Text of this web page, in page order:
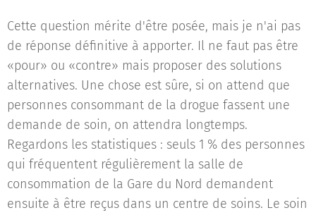
Cette question mérite d'être posée, mais je n'ai pas
de réponse définitive à apporter. Il ne faut pas être
«pour» ou «contre» mais proposer des solutions
alternatives. Une chose est sûre, si on attend que
personnes consommant de la drogue fassent une
demande de soin, on attendra longtemps.
Regardons les statistiques : seuls 1 % des personnes
qui fréquentent régulièrement la salle de
consommation de la Gare du Nord demandent
ensuite à être reçus dans un centre de soins. Le soin